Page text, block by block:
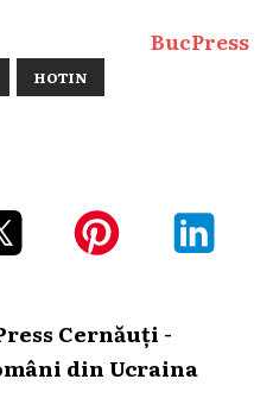
BucPress
HOTIN
Cernăuți -
din Ucraina